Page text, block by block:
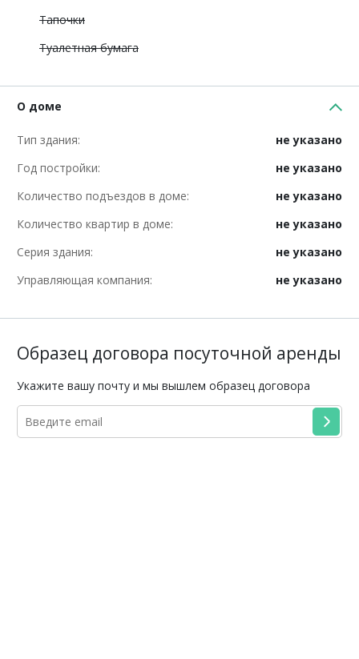
Тапочки
Туалетная бумага
О доме
Тип здания:
не указано
Год постройки:
не указано
Количество подъездов в доме:
не указано
Количество квартир в доме:
не указано
Серия здания:
не указано
Управляющая компания:
не указано
Образец договора посуточной аренды
Укажите вашу почту и мы вышлем образец договора